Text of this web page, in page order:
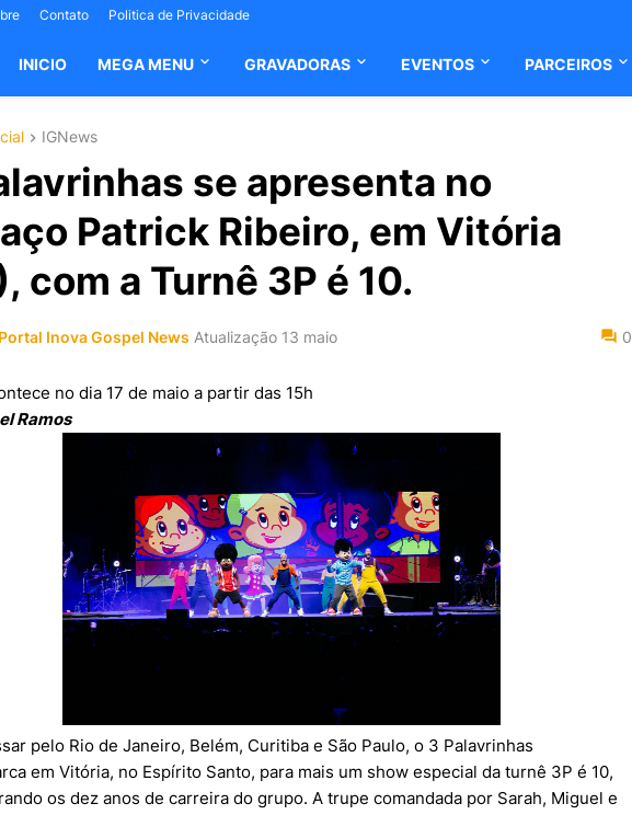
Contato Politica de Privacidade
INICIO MEGA MENU GRAVADORAS EVENTOS PARCEIROS
IGNews
se apresenta no
Patrick Ribeiro, em Vitória
com a Turnê 3P é 10.
Portal Inova Gospel News Atualização 13 maio 0
no dia 17 de maio a partir das 15h
Ramos
pelo Rio de Janeiro, Belém, Curitiba e São Paulo, o 3 Palavrinhas
em Vitória, no Espírito Santo, para mais um show especial da turnê 3P é 10,
os dez anos de carreira do grupo. A trupe comandada por Sarah, Miguel e